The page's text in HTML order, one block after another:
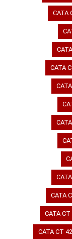
CATA
CATA
CATA
CATA
CATA CT